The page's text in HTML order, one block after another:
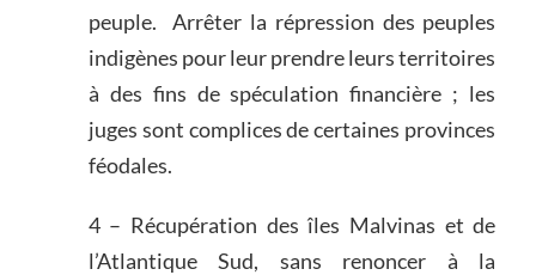
peuple. Arrêter la répression des peuples
indigènes pour leur prendre leurs territoires
à des fins de spéculation financière ; les
juges sont complices de certaines provinces
féodales.
4 – Récupération des îles Malvinas et de
l’Atlantique Sud, sans renoncer à la